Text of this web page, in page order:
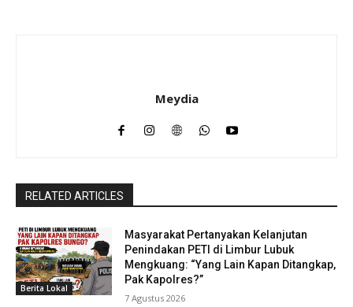
Meydia
RELATED ARTICLES
Berita Lokal
Masyarakat Pertanyakan Kelanjutan
Penindakan PETI di Limbur Lubuk
Mengkuang: “Yang Lain Kapan Ditangkap,
Pak Kapolres?”
7 Agustus 2026